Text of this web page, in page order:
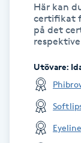
LPG-behandling
LPG-massage
Luggklippning
Här kan
certifikat
på det
Utövare: